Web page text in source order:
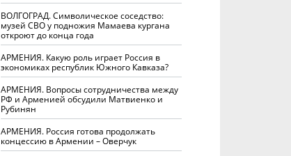
ВОЛГОГРАД. Символическое соседство:
музей СВО у подножия Мамаева кургана
откроют до конца года
АРМЕНИЯ. Какую роль играет Россия в
экономиках республик Южного Кавказа?
АРМЕНИЯ. Вопросы сотрудничества между
РФ и Арменией обсудили Матвиенко и
Рубинян
АРМЕНИЯ. Россия готова продолжать
концессию в Армении – Оверчук